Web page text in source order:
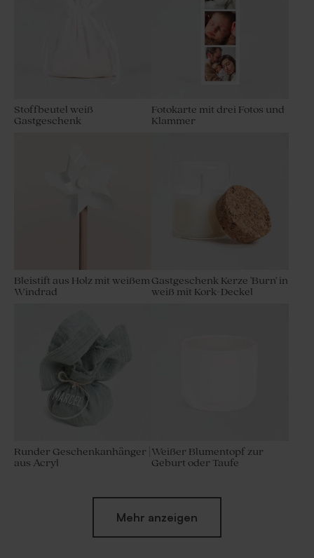
Stoffbeutel weiß
Gastgeschenk
Fotokarte mit drei Fotos und
Klammer
Bleistift aus Holz mit weißem
Windrad
Gastgeschenk Kerze 'Burn' in
weiß mit Kork-Deckel
Runder Geschenkanhänger |
aus Acryl
Weißer Blumentopf zur
Geburt oder Taufe
Mehr anzeigen